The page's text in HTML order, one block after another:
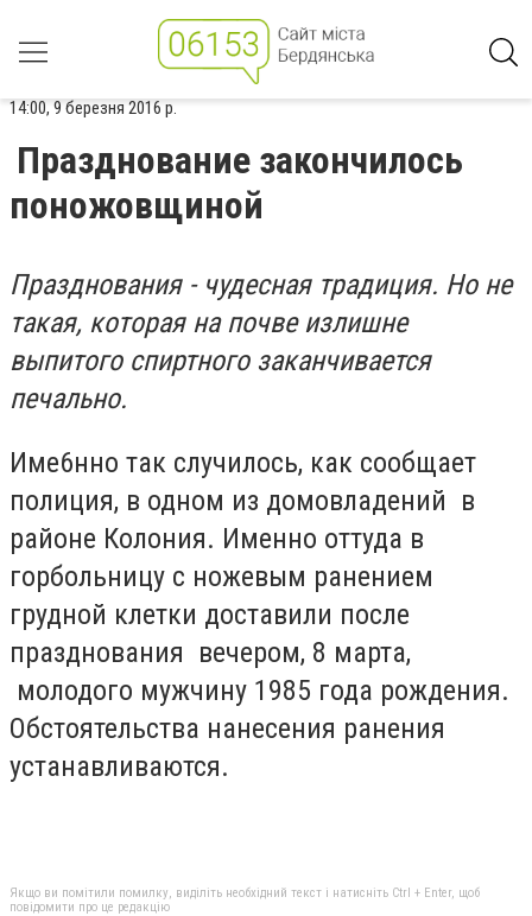
14:00, 9 березня 2016 р.
Празднование закончилось
поножовщиной
Празднования - чудесная традиция. Но не
такая, которая на почве излишне
выпитого спиртного заканчивается
печально.
Име6нно так случилось, как сообщает
полиция, в одном из домовладений в
районе Колония. Именно оттуда в
горбольницу с ножевым ранением
грудной клетки доставили после
празднования вечером, 8 марта,
молодого мужчину 1985 года рождения.
Обстоятельства нанесения ранения
устанавливаются.
Якщо ви помітили помилку, виділіть необхідний текст і натисніть Ctrl + Enter, щоб
повідомити про це редакцію